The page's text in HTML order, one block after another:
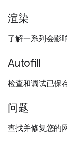
渲染
了解一系列会影
Autofill
检查和调试已保
问题
查找并修复您的